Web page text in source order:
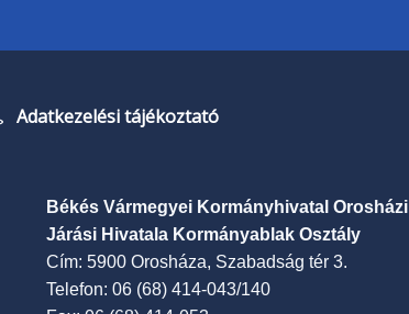
Adatkezelési tájékoztató
Békés Vármegyei Kormányhivatal Orosházi
Járási Hivatala Kormányablak Osztály
Cím: 5900 Orosháza, Szabadság tér 3.
Telefon: 06 (68) 414-043/140